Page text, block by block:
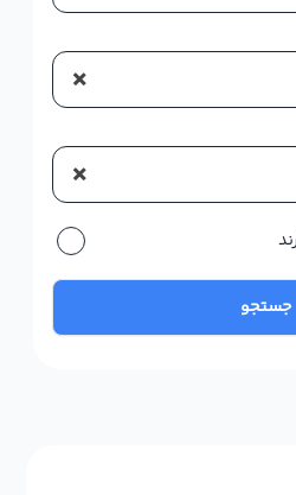
×
×
جستجو